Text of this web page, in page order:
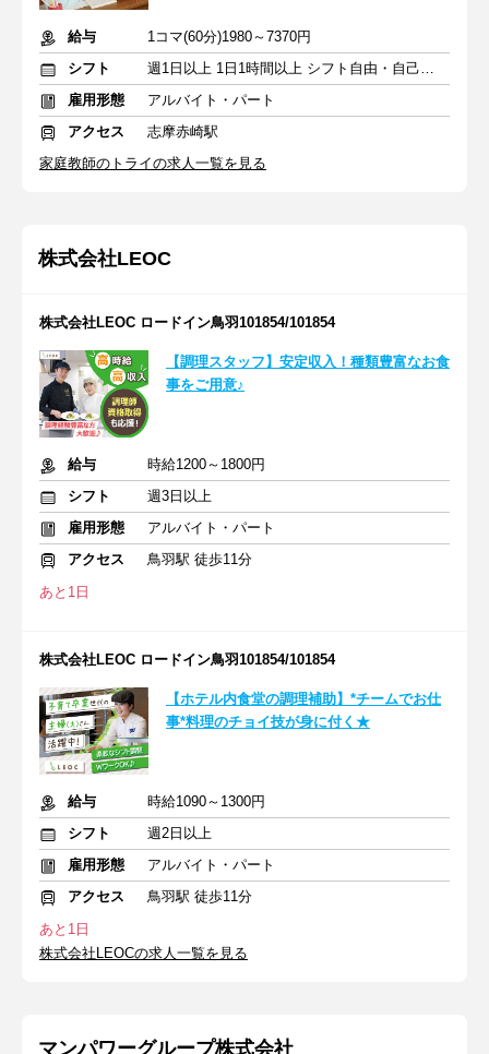
給与
1コマ(60分)1980～7370円
シフト
週1日以上 1日1時間以上 シフト自由・自己申告
雇用形態
アルバイト・パート
アクセス
志摩赤崎駅
家庭教師のトライの求人一覧を見る
株式会社LEOC
株式会社LEOC ロードイン鳥羽101854/101854
【調理スタッフ】安定収入！種類豊富なお食
事をご用意♪
給与
時給1200～1800円
シフト
週3日以上
雇用形態
アルバイト・パート
アクセス
鳥羽駅 徒歩11分
あと1日
株式会社LEOC ロードイン鳥羽101854/101854
【ホテル内食堂の調理補助】*チームでお仕
事*料理のチョイ技が身に付く★
給与
時給1090～1300円
シフト
週2日以上
雇用形態
アルバイト・パート
アクセス
鳥羽駅 徒歩11分
あと1日
株式会社LEOCの求人一覧を見る
マンパワーグループ株式会社